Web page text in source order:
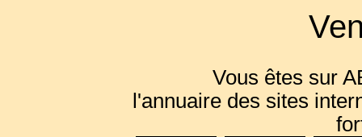
Vous êtes sur
l'annuaire des sites